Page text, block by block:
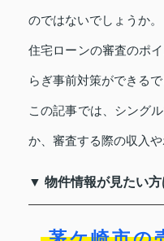
のではないでしょうか。
住宅ローンの審査のポ
らぎ事前対策ができるで
この記事では、シング
か、審査する際の収入
▼ 物件情報が見たい